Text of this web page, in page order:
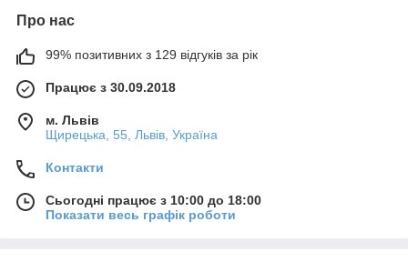
Про нас
99% позитивних з 129 відгуків за рік
Працює з 30.09.2018
м. Львів
Щирецька, 55, Львів, Україна
Контакти
Сьогодні працює з 10:00 до 18:00
Показати весь графік роботи